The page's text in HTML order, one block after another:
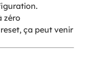
zéro
ça peut venir